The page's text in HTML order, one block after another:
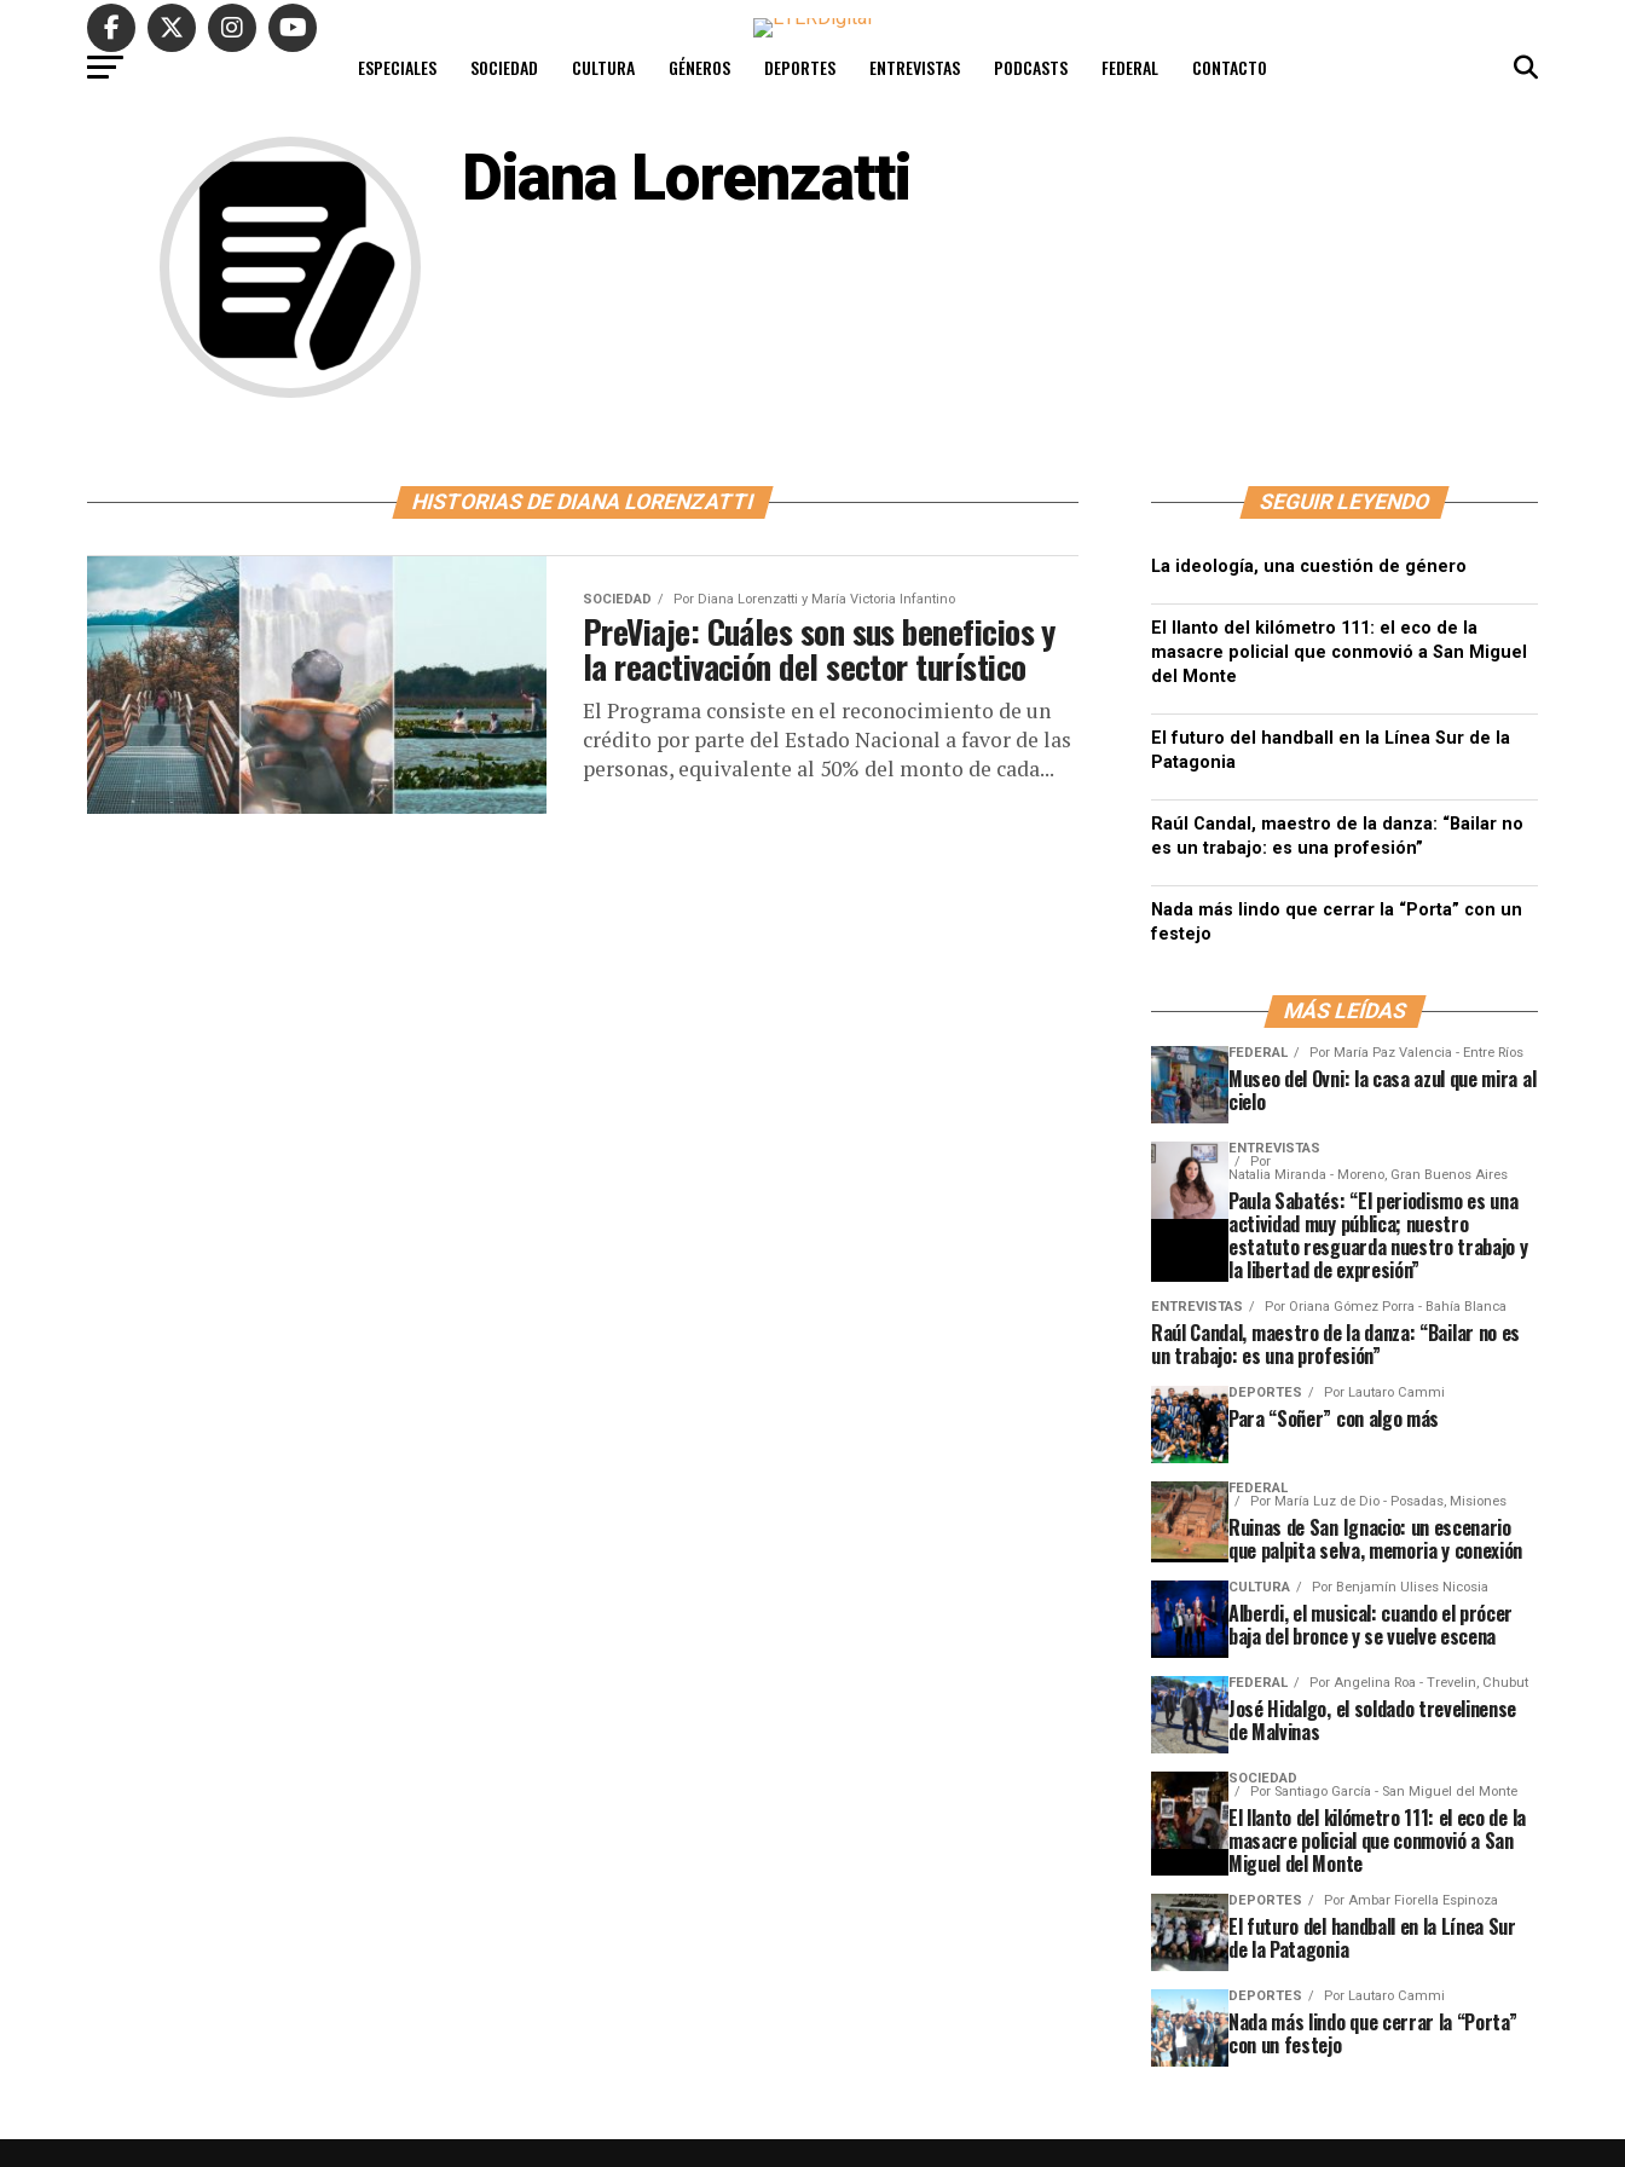
ESPECIALES SOCIEDAD CULTURA GÉNEROS DEPORTES ENTREVISTAS PODCASTS FEDERAL CONTACTO
Diana Lorenzatti
HISTORIAS DE DIANA LORENZATTI
SOCIEDAD Por Diana Lorenzatti y María Victoria Infantino
PreViaje: Cuáles son sus beneficios y
la reactivación del sector turístico
El Programa consiste en el reconocimiento de un
crédito por parte del Estado Nacional a favor de las
personas, equivalente al 50% del monto de cada...
SEGUIR LEYENDO
La ideología, una cuestión de género
El llanto del kilómetro 111: el eco de la
masacre policial que conmovió a San Miguel
del Monte
El futuro del handball en la Línea Sur de la
Patagonia
Raúl Candal, maestro de la danza: “Bailar no
es un trabajo: es una profesión”
Nada más lindo que cerrar la “Porta” con un
festejo
MÁS LEÍDAS
FEDERAL Por María Paz Valencia - Entre Ríos
Museo del Ovni: la casa azul que mira al
cielo
ENTREVISTAS
Por
Natalia Miranda - Moreno, Gran Buenos Aires
Paula Sabatés: “El periodismo es una
actividad muy pública; nuestro
estatuto resguarda nuestro trabajo y
la libertad de expresión”
ENTREVISTAS Por Oriana Gómez Porra - Bahía Blanca
Raúl Candal, maestro de la danza: “Bailar no es
un trabajo: es una profesión”
DEPORTES Por Lautaro Cammi
Para “Soñer” con algo más
FEDERAL
Por María Luz de Dio - Posadas, Misiones
Ruinas de San Ignacio: un escenario
que palpita selva, memoria y conexión
CULTURA Por Benjamín Ulises Nicosia
Alberdi, el musical: cuando el prócer
baja del bronce y se vuelve escena
FEDERAL Por Angelina Roa - Trevelin, Chubut
José Hidalgo, el soldado trevelinense
de Malvinas
SOCIEDAD
Por Santiago García - San Miguel del Monte
El llanto del kilómetro 111: el eco de la
masacre policial que conmovió a San
Miguel del Monte
DEPORTES Por Ambar Fiorella Espinoza
El futuro del handball en la Línea Sur
de la Patagonia
DEPORTES Por Lautaro Cammi
Nada más lindo que cerrar la “Porta”
con un festejo